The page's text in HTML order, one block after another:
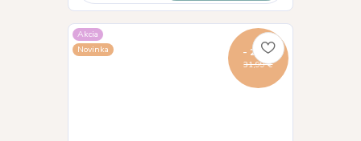
Akcia
Novinka
31,99 €
- 22 %